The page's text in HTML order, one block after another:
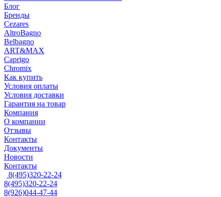
Блог
Бренды
Cezares
AltroBagno
Belbagno
ART&MAX
Caprigo
Chromix
Как купить
Условия оплаты
Условия доставки
Гарантия на товар
Компания
О компании
Отзывы
Контакты
Документы
Новости
Контакты
8(495)320-22-24
8(495)320-22-24
8(926)044-47-44